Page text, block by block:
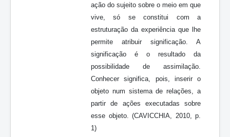
ação do sujeito sobre o meio em que
vive, só se constitui com a
estruturação da experiência que lhe
permite atribuir significação. A
significação é o resultado da
possibilidade de assimilação.
Conhecer significa, pois, inserir o
objeto num sistema de relações, a
partir de ações executadas sobre
esse objeto. (CAVICCHIA, 2010, p.
1)